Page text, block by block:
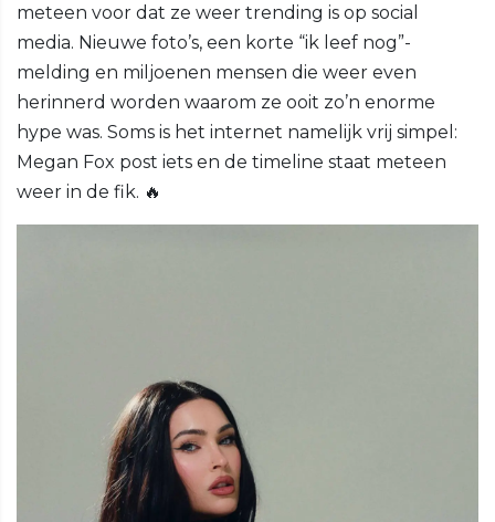
meteen voor dat ze weer trending is op social
media. Nieuwe foto’s, een korte “ik leef nog”-
melding en miljoenen mensen die weer even
herinnerd worden waarom ze ooit zo’n enorme
hype was. Soms is het internet namelijk vrij simpel:
Megan Fox post iets en de timeline staat meteen
weer in de fik. 🔥